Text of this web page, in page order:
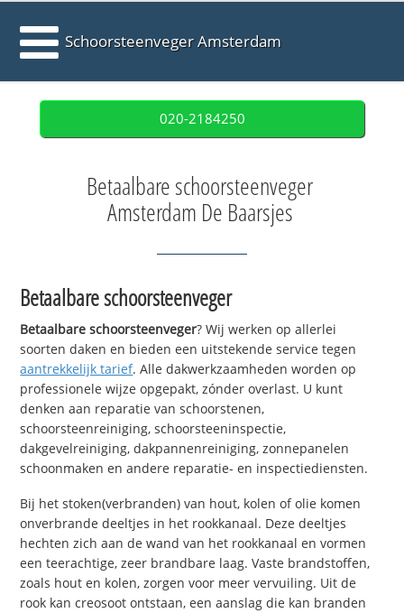
Schoorsteenveger Amsterdam
020-2184250
Betaalbare schoorsteenveger
Amsterdam De Baarsjes
Betaalbare schoorsteenveger
Betaalbare schoorsteenveger? Wij werken op allerlei
soorten daken en bieden een uitstekende service tegen
aantrekkelijk tarief. Alle dakwerkzaamheden worden op
professionele wijze opgepakt, zónder overlast. U kunt
denken aan reparatie van schoorstenen,
schoorsteenreiniging, schoorsteeninspectie,
dakgevelreiniging, dakpannenreiniging, zonnepanelen
schoonmaken en andere reparatie- en inspectiediensten.
Bij het stoken(verbranden) van hout, kolen of olie komen
onverbrande deeltjes in het rookkanaal. Deze deeltjes
hechten zich aan de wand van het rookkanaal en vormen
een teerachtige, zeer brandbare laag. Vaste brandstoffen,
zoals hout en kolen, zorgen voor meer vervuiling. Uit de
rook kan creosoot ontstaan, een aanslag die kan branden